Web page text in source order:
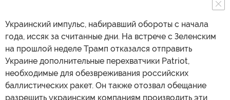
Украинский импульс, набиравший обороты с начала
года, иссяк за считанные дни. На встрече с Зеленским
на прошлой неделе Трамп отказался отправить
Украине дополнительные перехватчики Patriot,
необходимые для обезвреживания российских
баллистических ракет. Он также отозвал обещание
разрешить украинским компаниям производить эти